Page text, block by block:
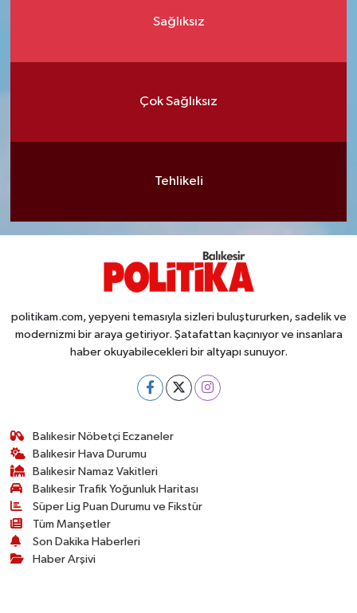
Sağlıksız
Çok Sağlıksız
Tehlikeli
politikam.com, yepyeni temasıyla sizleri buluştururken, sadelik ve
modernizmi bir araya getiriyor. Şatafattan kaçınıyor ve insanlara
haber okuyabilecekleri bir altyapı sunuyor.
Balıkesir Nöbetçi Eczaneler
Balıkesir Hava Durumu
Balıkesir Namaz Vakitleri
Balıkesir Trafik Yoğunluk Haritası
Süper Lig Puan Durumu ve Fikstür
Tüm Manşetler
Son Dakika Haberleri
Haber Arşivi